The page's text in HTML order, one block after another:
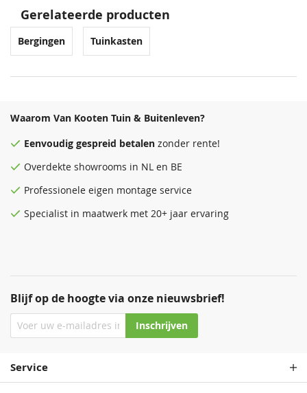
Gerelateerde producten
Bergingen Tuinkasten
Blijf op de hoogte via onze nieuwsbrief!
Inschrijven
Waarom Van Kooten Tuin & Buitenleven?
Eenvoudig gespreid betalen zonder rente!
Overdekte showrooms in NL en BE
Professionele eigen montage service
Specialist in maatwerk met 20+ jaar ervaring
Service